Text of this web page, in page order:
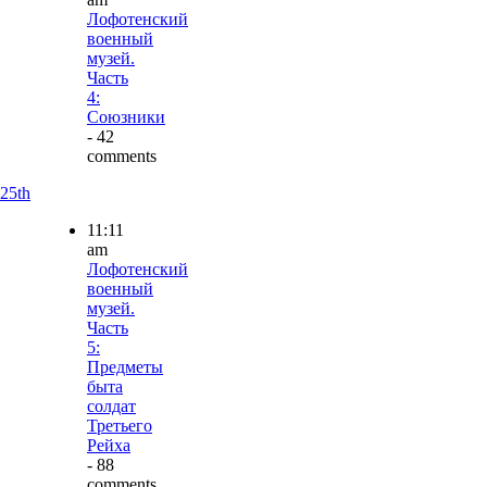
Лофотенский
военный
музей.
Часть
4:
Союзники
- 42
comments
25th
11:11
am
Лофотенский
военный
музей.
Часть
5:
Предметы
быта
солдат
Третьего
Рейха
- 88